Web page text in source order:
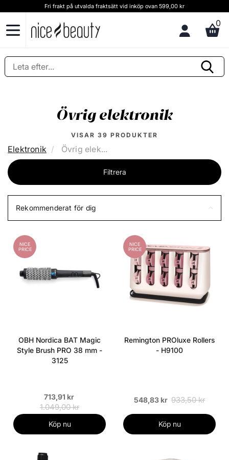
Kundservice och rådgivning Ring oss på (+46) 8 124 102 30
0
Övrig elektronik
VISAR 39 PRODUKTER
Elektronik Övrig elek...
Filtrera
Rekommenderat för dig
NICE
PRICE
OBH Nordica BAT Magic
Style Brush PRO 38 mm -
3125
713,91 kr
1.049,00 kr
Köp nu
NICE
PRICE
Remington PROluxe Rollers
- H9100
548,83 kr 933,50 kr
Köp nu